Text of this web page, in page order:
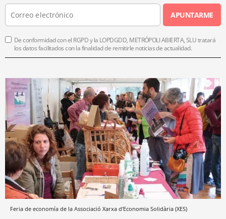
APUNTARME
De conformidad con el RGPD y la LOPDGDD, METRÓPOLI ABIERTA, SLU tratará
los datos facilitados con la finalidad de remitirle noticias de actualidad.
Feria de economía de la Associació Xarxa d'Economia Solidària (XES)